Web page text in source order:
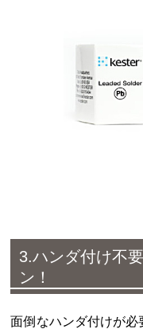
3.ハンダ付け不
ン！
面倒なハンダ付けが必